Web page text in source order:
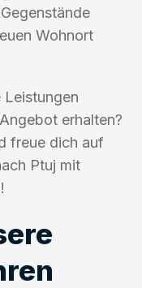
Wohnort
Leistungen
erhalten?
freue dich auf
Ptuj mit